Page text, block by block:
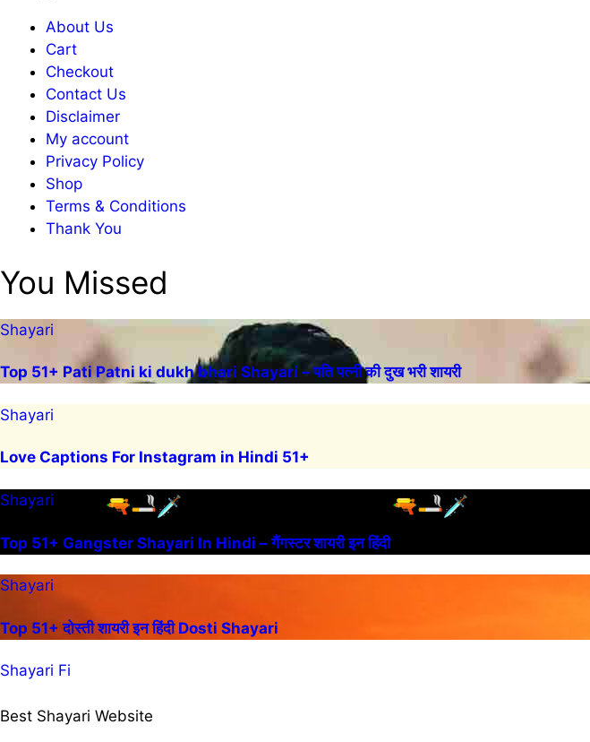
About Us
Cart
Checkout
Contact Us
Disclaimer
My account
Privacy Policy
Shop
Terms & Conditions
Thank You
You Missed
Shayari
Top 51+ Pati Patni ki dukh bhari Shayari – पति पत्नी की दुख भरी शायरी
Shayari
Love Captions For Instagram in Hindi 51+
Shayari
Top 51+ Gangster Shayari In Hindi – गैंगस्टर शायरी इन हिंदी
Shayari
Top 51+ दोस्ती शायरी इन हिंदी Dosti Shayari
Shayari Fi
Best Shayari Website